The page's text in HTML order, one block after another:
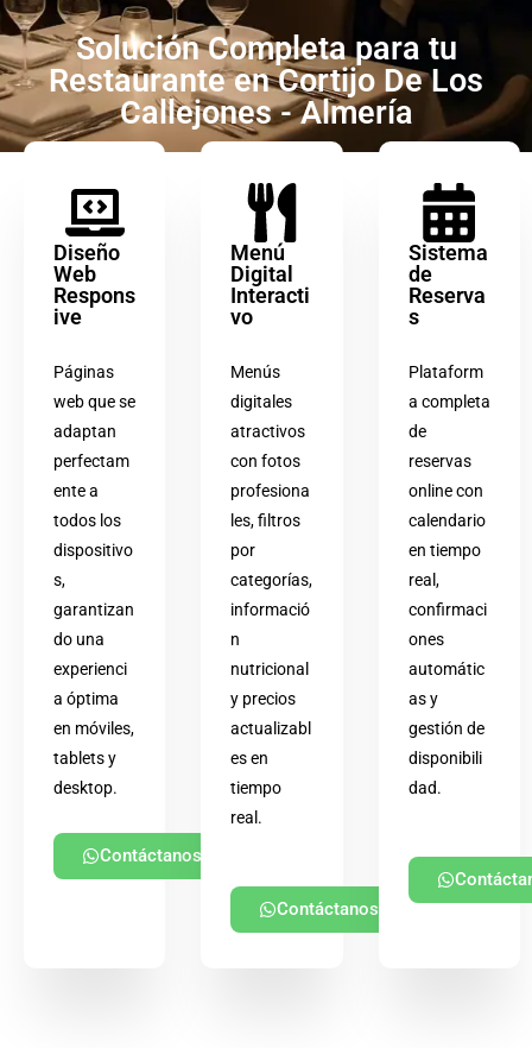
Solución Completa para tu
Restaurante en Cortijo De Los
Callejones - Almería
Diseño
Web
Respons
ive
Páginas
web que se
adaptan
perfectam
ente a
todos los
dispositivo
s,
garantizan
do una
experienci
a óptima
en móviles,
tablets y
desktop.
Contáctanos
Menú
Digital
Interacti
vo
Menús
digitales
atractivos
con fotos
profesiona
les, filtros
por
categorías,
informació
n
nutricional
y precios
actualizabl
es en
tiempo
real.
Contáctanos
Sistema
de
Reserva
s
Plataform
a completa
de
reservas
online con
calendario
en tiempo
real,
confirmaci
ones
automátic
as y
gestión de
disponibili
dad.